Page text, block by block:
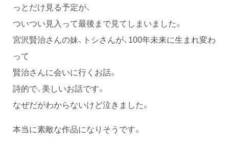
っとだけ見る予定が、
ついつい見入って最後まで見てしまいました。
宮沢賢治さんの妹、トシさんが、100年未来に生まれ変わ
って
賢治さんに会いに行くお話。
詩的で、美しいお話です。
なぜだがわからないけど泣きました。
本当に素敵な作品になりそうです。